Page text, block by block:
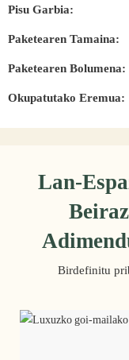
Pisu Garbia:
Paketearen Tamaina:
Paketearen Bolumena:
Okupatutako Eremua:
Lan-
Birdefinitu